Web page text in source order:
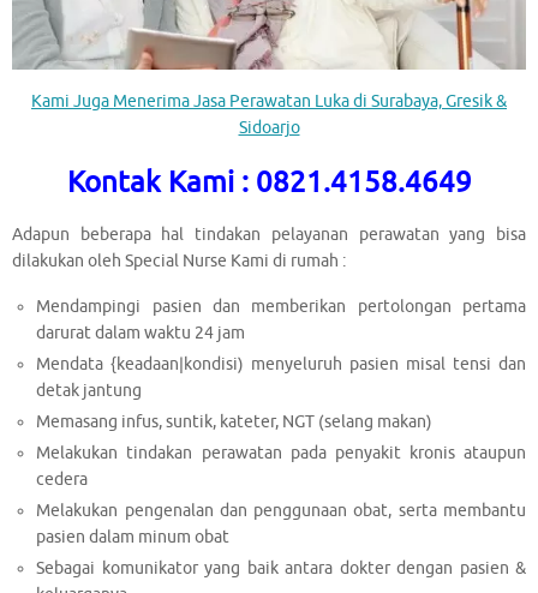
Kami Juga Menerima Jasa Perawatan Luka di Surabaya, Gresik &
Sidoarjo
Kontak Kami : 0821.4158.4649
Adapun beberapa hal tindakan pelayanan perawatan yang bisa
dilakukan oleh Special Nurse Kami di rumah :
Mendampingi pasien dan memberikan pertolongan pertama
darurat dalam waktu 24 jam
Mendata {keadaan|kondisi) menyeluruh pasien misal tensi dan
detak jantung
Memasang infus, suntik, kateter, NGT (selang makan)
Melakukan tindakan perawatan pada penyakit kronis ataupun
cedera
Melakukan pengenalan dan penggunaan obat, serta membantu
pasien dalam minum obat
Sebagai komunikator yang baik antara dokter dengan pasien &